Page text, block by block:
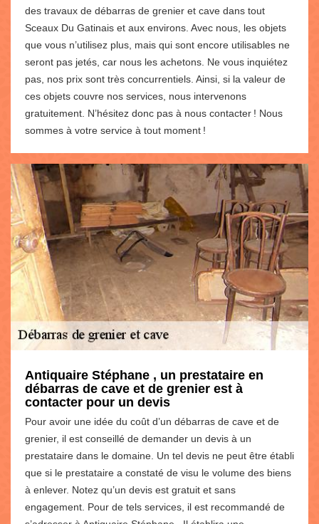
des travaux de débarras de grenier et cave dans tout
Sceaux Du Gatinais et aux environs. Avec nous, les objets
que vous n’utilisez plus, mais qui sont encore utilisables ne
seront pas jetés, car nous les achetons. Ne vous inquiétez
pas, nos prix sont très concurrentiels. Ainsi, si la valeur de
ces objets couvre nos services, nous intervenons
gratuitement. N’hésitez donc pas à nous contacter ! Nous
sommes à votre service à tout moment !
Antiquaire Stéphane , un prestataire en
débarras de cave et de grenier est à
contacter pour un devis
Pour avoir une idée du coût d’un débarras de cave et de
grenier, il est conseillé de demander un devis à un
prestataire dans le domaine. Un tel devis ne peut être établi
que si le prestataire a constaté de visu le volume des biens
à enlever. Notez qu’un devis est gratuit et sans
engagement. Pour de tels services, il est recommandé de